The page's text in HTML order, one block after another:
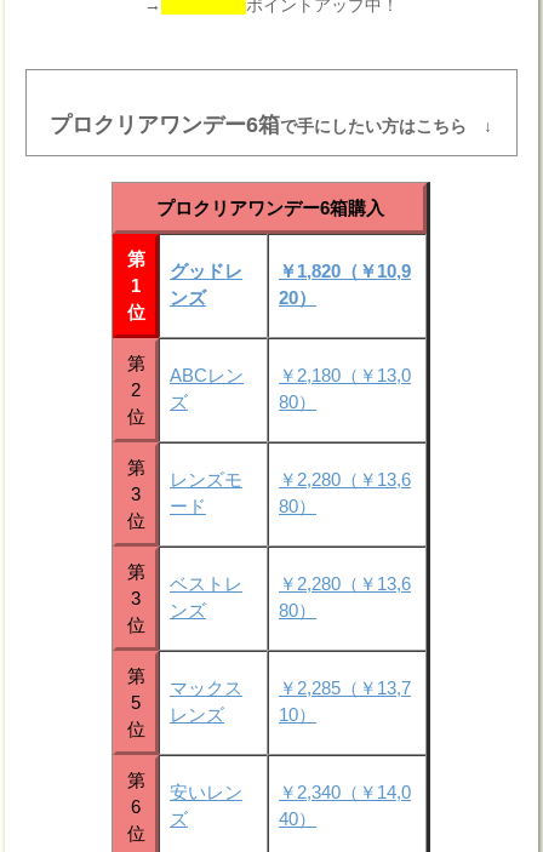
→ ポイントアップ中！
プロクリアワンデー6箱で手にしたい方はこちら ↓
プロクリアワンデー6箱購入
第
1
位
グッドレ
ンズ
￥1,820（￥10,9
20）
第
2
位
ABCレン
ズ
￥2,180（￥13,0
80）
第
3
位
レンズモ
ード
￥2,280（￥13,6
80）
第
3
位
ベストレ
ンズ
￥2,280（￥13,6
80）
第
5
位
マックス
レンズ
￥2,285（￥13,7
10）
第
6
位
安いレン
ズ
￥2,340（￥14,0
40）